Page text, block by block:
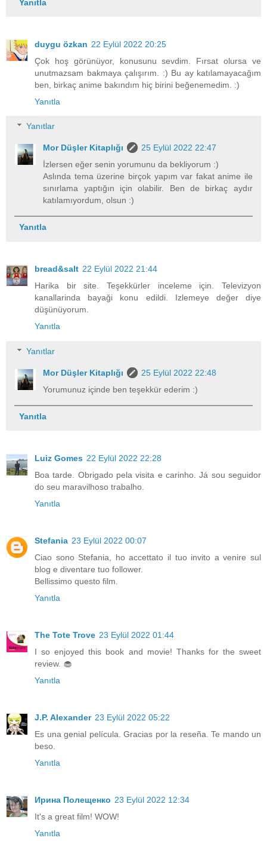
Yanıtla
duygu özkan 22 Eylül 2022 20:25
Çok hoş görünüyor, konusunu sevdim. Fırsat olursa ve
unutmazsam bakmaya çalışırım. :) Bu ay katılamayacağım
ben, birkaç anime bakındım hiç birini beğenemedim. :)
Yanıtla
Yanıtlar
Mor Düşler Kitaplığı
25 Eylül 2022 22:47
İzlersen eğer senin yorumunu da bekliyorum :)
Aslında tema üzerine birçok yapım var fakat anime ile
sınırlama yaptığın için olabilir. Ben de birkaç aydır
katılamıyordum, olsun :)
Yanıtla
bread&salt 22 Eylül 2022 21:44
Harika bir site. Teşekkürler inceleme için. Televizyon
kanallarinda bayaği konu edildi. Izlemeye değer diye
düşünüyorum.
Yanıtla
Yanıtlar
Mor Düşler Kitaplığı
25 Eylül 2022 22:48
Yorumunuz içinde ben teşekkür ederim :)
Yanıtla
Luiz Gomes 22 Eylül 2022 22:28
Boa tarde. Obrigado pela visita e carinho. Já sou seguidor
do seu maravilhoso trabalho.
Yanıtla
Stefania 23 Eylül 2022 00:07
Ciao sono Stefania, ho accettato il tuo invito a venire sul
blog e diventare tuo follower.
Bellissimo questo film.
Yanıtla
The Tote Trove 23 Eylül 2022 01:44
I so enjoyed this book and movie! Thanks for the sweet
review. 🧁
Yanıtla
J.P. Alexander 23 Eylül 2022 05:22
Es una genial película. Gracias por la reseña. Te mando un
beso.
Yanıtla
Ирина Полещенко 23 Eylül 2022 12:34
It's a great film! WOW!
Yanıtla